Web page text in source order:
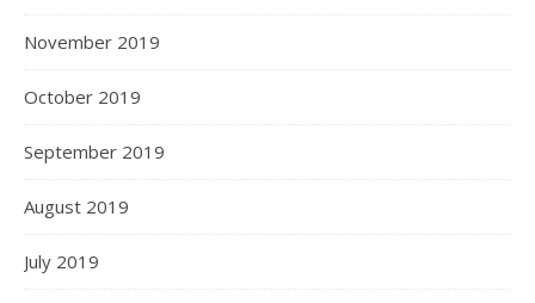
November 2019
October 2019
September 2019
August 2019
July 2019